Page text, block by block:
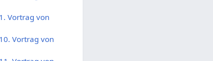
Vortrag von
Vortrag von